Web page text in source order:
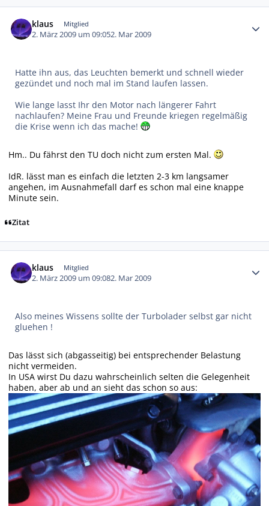
klaus Mitglied
2. März 2009 um 09:052. Mar 2009
Hatte ihn aus, das Leuchten bemerkt und schnell wieder
gezündet und noch mal im Stand laufen lassen.
Wie lange lasst Ihr den Motor nach längerer Fahrt
nachlaufen? Meine Frau und Freunde kriegen regelmäßig
die Krise wenn ich das mache!
Hm.. Du fährst den TU doch nicht zum ersten Mal.
IdR. lässt man es einfach die letzten 2-3 km langsamer
angehen, im Ausnahmefall darf es schon mal eine knappe
Minute sein.
Zitat
klaus Mitglied
2. März 2009 um 09:082. Mar 2009
Also meines Wissens sollte der Turbolader selbst gar nicht
gluehen !
Das lässt sich (abgasseitig) bei entsprechender Belastung
nicht vermeiden.
In USA wirst Du dazu wahrscheinlich selten die Gelegenheit
haben, aber ab und an sieht das schon so aus: